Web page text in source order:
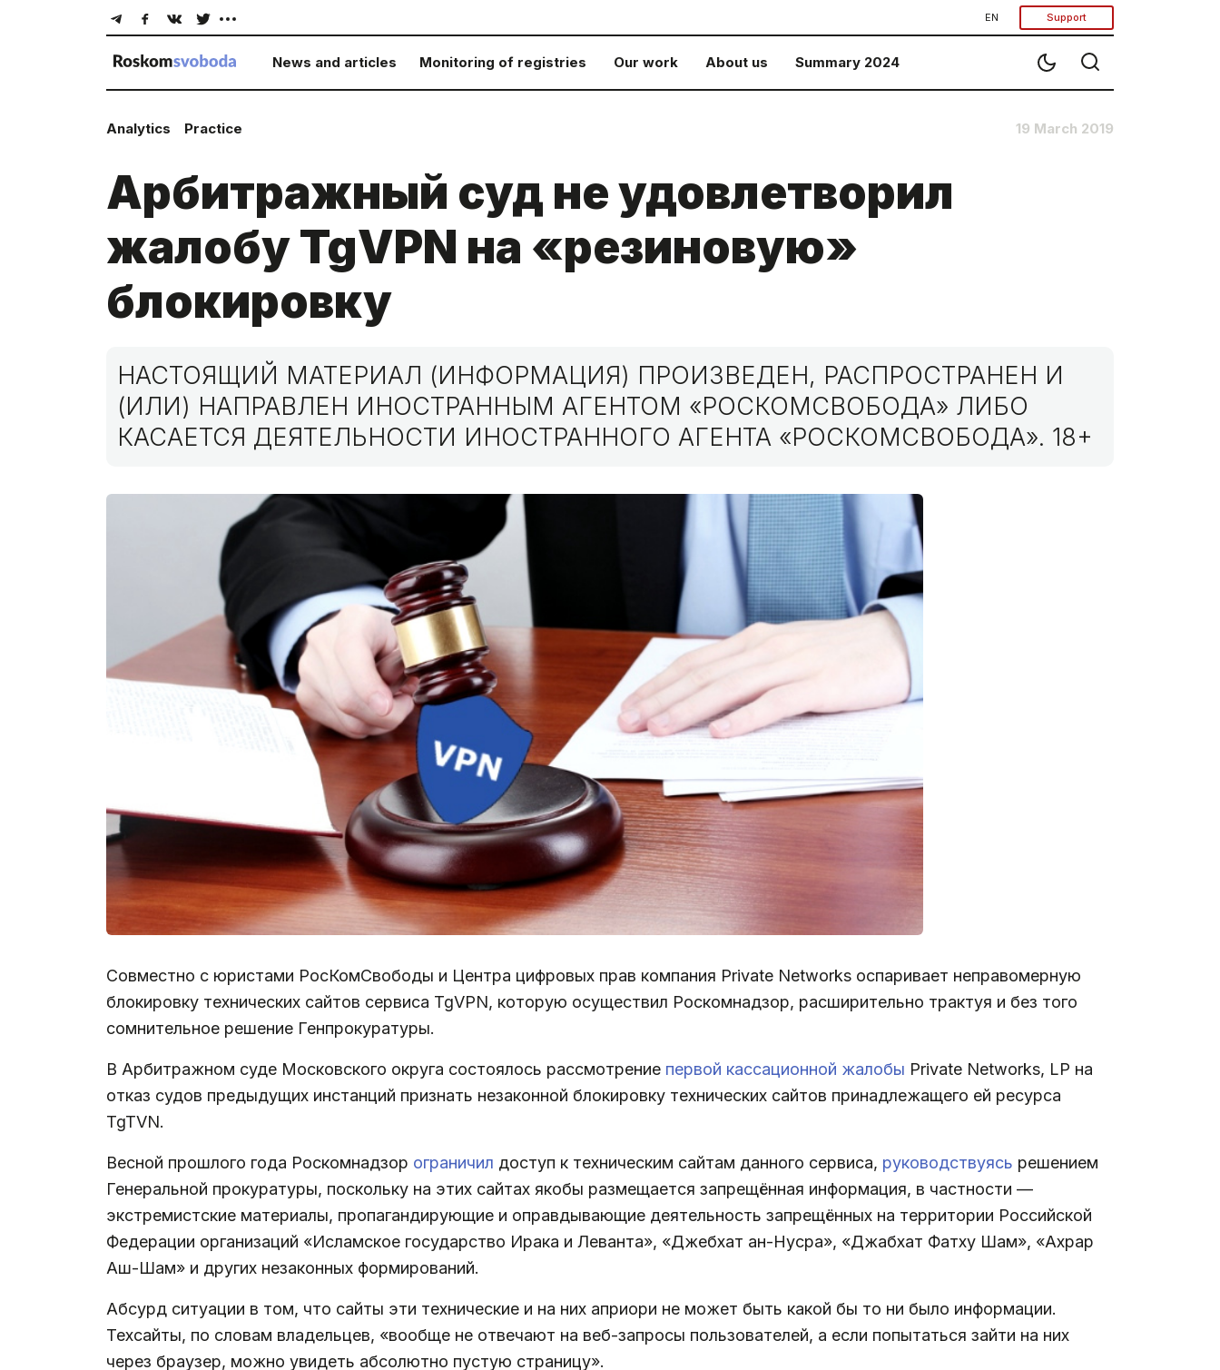
EN Support
News and articles Monitoring of registries Our work About us Summary 2024
Analytics Practice 19 March 2019
Арбитражный суд не удовлетворил
жалобу TgVPN на «резиновую»
блокировку
НАСТОЯЩИЙ МАТЕРИАЛ (ИНФОРМАЦИЯ) ПРОИЗВЕДЕН, РАСПРОСТРАНЕН И
(ИЛИ) НАПРАВЛЕН ИНОСТРАННЫМ АГЕНТОМ «РОСКОМСВОБОДА» ЛИБО
КАСАЕТСЯ ДЕЯТЕЛЬНОСТИ ИНОСТРАННОГО АГЕНТА «РОСКОМСВОБОДА». 18+
Совместно с юристами РосКомСвободы и Центра цифровых прав компания Private Networks оспаривает неправомерную
блокировку технических сайтов сервиса TgVPN, которую осуществил Роскомнадзор, расширительно трактуя и без того
сомнительное решение Генпрокуратуры.
В Арбитражном суде Московского округа состоялось рассмотрение первой кассационной жалобы Private Networks, LP на
отказ судов предыдущих инстанций признать незаконной блокировку технических сайтов принадлежащего ей ресурса
TgTVN.
Весной прошлого года Роскомнадзор ограничил доступ к техническим сайтам данного сервиса, руководствуясь решением
Генеральной прокуратуры, поскольку на этих сайтах якобы размещается запрещённая информация, в частности —
экстремистские материалы, пропагандирующие и оправдывающие деятельность запрещённых на территории Российской
Федерации организаций «Исламское государство Ирака и Леванта», «Джебхат ан-Нусра», «Джабхат Фатху Шам», «Ахрар
Аш-Шам» и других незаконных формирований.
Абсурд ситуации в том, что сайты эти технические и на них априори не может быть какой бы то ни было информации.
Техсайты, по словам владельцев, «вообще не отвечают на веб-запросы пользователей, а если попытаться зайти на них
через браузер, можно увидеть абсолютно пустую страницу».